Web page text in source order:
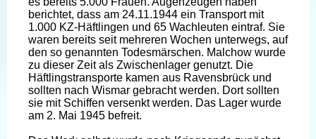
berichtet, dass am 24.11.1944 ein Transport mit
1.000 KZ-Häftlingen und 65 Wachleuten eintraf. Sie
waren bereits seit mehreren Wochen unterwegs, auf
den so genannten Todesmärschen. Malchow wurde
zu dieser Zeit als Zwischenlager genutzt. Die
Häftlingstransporte kamen aus Ravensbrück und
sollten nach Wismar gebracht werden. Dort sollten
sie mit Schiffen versenkt werden. Das Lager wurde
am 2. Mai 1945 befreit.